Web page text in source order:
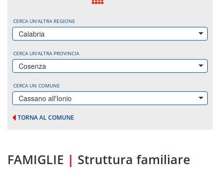
CERCA UN'ALTRA REGIONE
Calabria
CERCA UN'ALTRA PROVINCIA
Cosenza
CERCA UN COMUNE
Cassano all'Ionio
TORNA AL COMUNE
FAMIGLIE | Struttura familiare